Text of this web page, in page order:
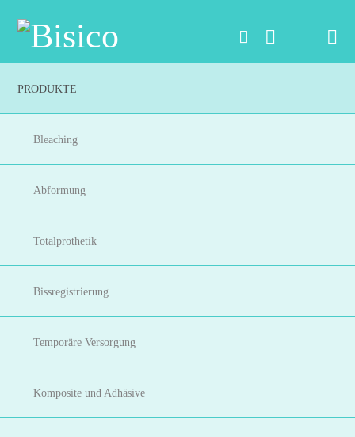
PRODUKTE
Bleaching
Abformung
Totalprothetik
Bissregistrierung
Temporäre Versorgung
Komposite und Adhäsive